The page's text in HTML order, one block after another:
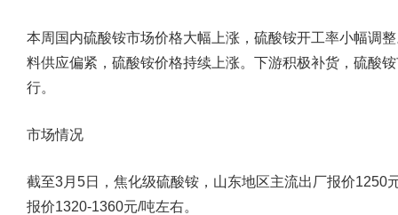
本周国内硫酸铵市场价格大幅上涨，硫酸铵开工率小幅调
料供应偏紧，硫酸铵价格持续上涨。下游积极补货，硫酸
行。
市场情况
截至3月5日，焦化级硫酸铵，山东地区主流出厂报价1250
报价1320-1360元/吨左右。